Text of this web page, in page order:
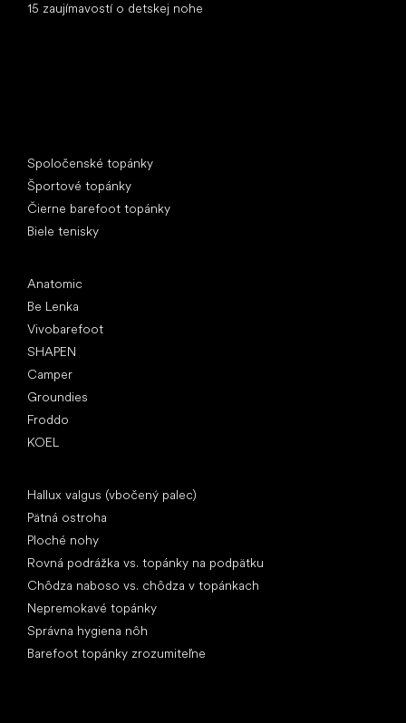
15 zaujímavostí o detskej nohe
Spoločenské topánky
Športové topánky
Čierne barefoot topánky
Biele tenisky
Anatomic
Be Lenka
Vivobarefoot
SHAPEN
Camper
Groundies
Froddo
KOEL
Hallux valgus (vbočený palec)
Pätná ostroha
Ploché nohy
Rovná podrážka vs. topánky na podpätku
Chôdza naboso vs. chôdza v topánkach
Nepremokavé topánky
Správna hygiena nôh
Barefoot topánky zrozumiteľne